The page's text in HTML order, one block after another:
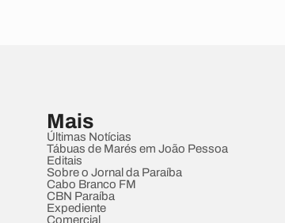
Mais
Últimas Notícias
Tábuas de Marés em João Pessoa
Editais
Sobre o Jornal da Paraíba
Cabo Branco FM
CBN Paraíba
Expediente
Comercial